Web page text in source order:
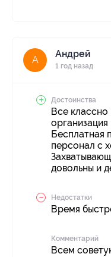
А
Андрей
1 год назад
Достоинства
Все классно
Бесплатная
персонал с
довольны и
Недостатки
Время
Комментарий
Всем